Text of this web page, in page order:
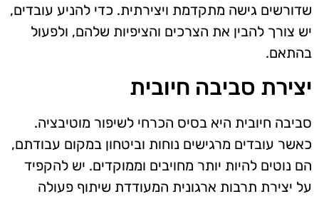
שדורשים גישה מתקדמת ויצירתית. כדי להניע עובדים,
יש צורך להבין את הצרכים והציפיות שלהם, ולפעול
בהתאם.
יצירת סביבה חיובית
סביבה חיובית היא בסיס הכרחי לשיפור מוטיבציה.
כאשר עובדים מרגישים נוחות וביטחון במקום עבודתם,
הם נוטים להיות יותר מחויבים וממוקדים. יש להקפיד
על יצירת תרבות ארגונית המעודדת שיתוף פעולה